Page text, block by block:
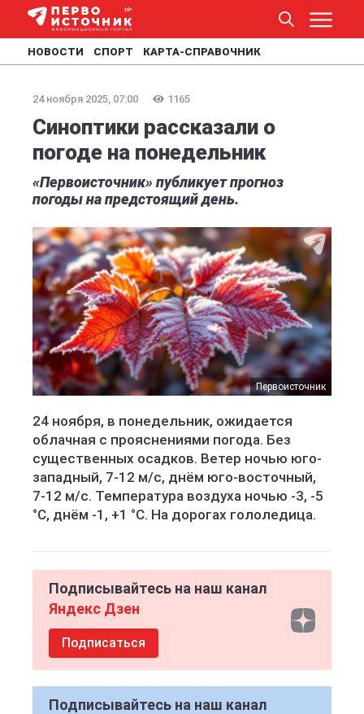
НОВОСТИ СПОРТ КАРТА-СПРАВОЧНИК
24 ноября 2025, 07:00 1165
Синоптики рассказали о
погоде на понедельник
«Первоисточник» публикует прогноз
погоды на предстоящий день.
Первоисточник
24 ноября, в понедельник, ожидается
облачная с прояснениями погода. Без
существенных осадков. Ветер ночью юго-
западный, 7-12 м/с, днём юго-восточный,
7-12 м/с. Температура воздуха ночью -3, -5
°C, днём -1, +1 °C. На дорогах гололедица.
Подписывайтесь на наш канал
Яндекс Дзен
Подписаться
Подписывайтесь на наш канал